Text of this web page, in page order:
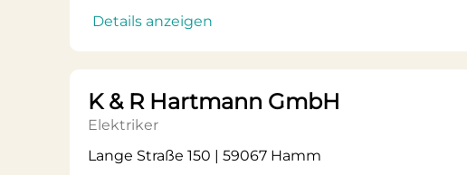
Details anzeigen
K & R Hartmann GmbH
Elektriker
Lange Straße 150 | 59067 Hamm